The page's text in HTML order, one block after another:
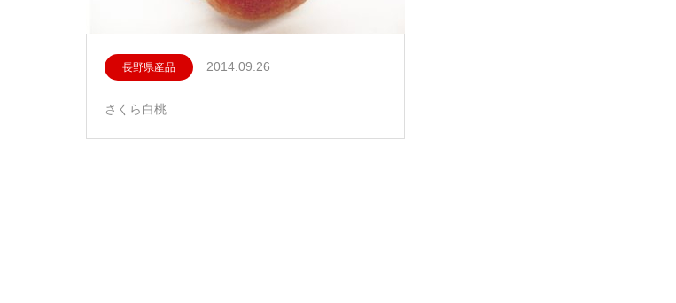
長野県産品 2014.09.26
さくら白桃